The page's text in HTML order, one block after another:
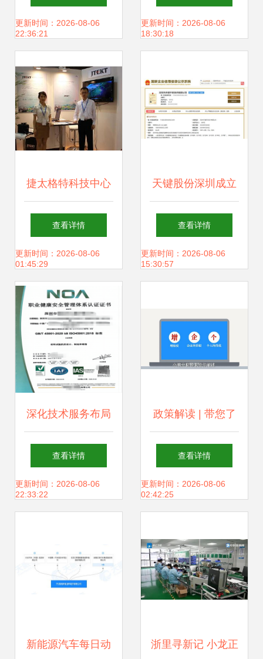
科技，助推技术咨
更新时间：2026-08-06
22:36:21
定义、区别与应用
更新时间：2026-08-06
18:30:18
捷太格特科技中心
大连亮相第十一届
大连软交会，深耕
技术咨询与技术服
务
查看详情
更新时间：2026-08-06
01:45:29
天键股份深圳成立
新技术公司，聚焦
可穿戴智能设备制
查看详情
更新时间：2026-08-06
15:30:57
深化技术服务布局
天润技术咨询的创
新性与实践路径
查看详情
更新时间：2026-08-06
22:33:22
政策解读 | 带您了
解科技成果转化税
收优惠政策 技术咨
查看详情
更新时间：2026-08-06
02:42:25
新能源汽车每日动 浙里寻新记 小龙正